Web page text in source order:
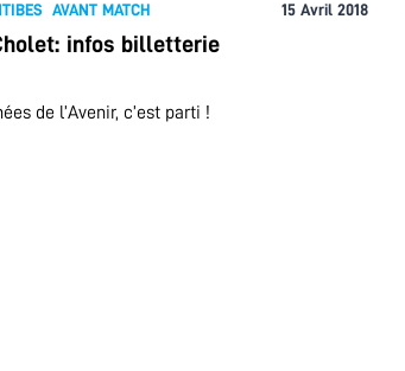
AVANT MATCH 15 Avril 2018
infos billetterie